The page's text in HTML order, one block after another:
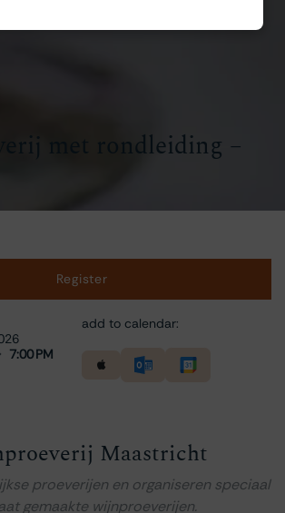
met rondleiding –
Register
7:00 PM
add to calendar:
Maastricht
proeverijen en organiseren speciaal
gemaakte wijnproeverijen.